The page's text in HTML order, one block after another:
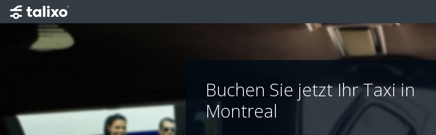
Buchen Sie jetzt Ihr Taxi in
Montreal